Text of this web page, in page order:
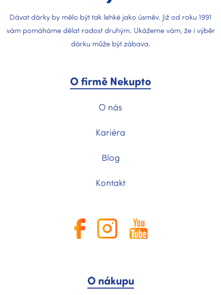
Dávat dárky by mělo být tak lehké jako úsměv. Již od roku 1991
vám pomáháme dělat radost druhým. Ukážeme vám, že i výběr
dárku může být zábava.
O firmě Nekupto
O nás
Kariéra
Blog
Kontakt
O nákupu